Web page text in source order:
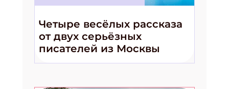
Четыре весёлых рассказа
от двух серьёзных
писателей из Москвы